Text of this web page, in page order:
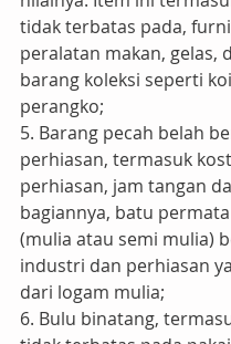
tidak terbatas pada,
peralatan makan, gelas,
barang koleksi seperti
perangko;
5. Barang pecah belah
perhiasan, termasuk
perhiasan, jam tangan
bagiannya, batu
(mulia atau semi mulia)
industri dan perhiasan
dari logam mulia;
6. Bulu binatang,